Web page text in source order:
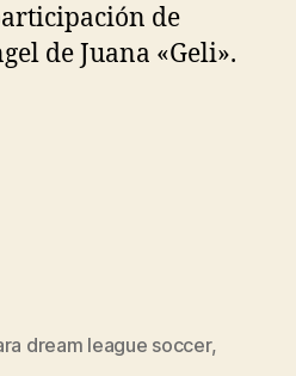
de
de Juana «Geli».
dream league soccer,